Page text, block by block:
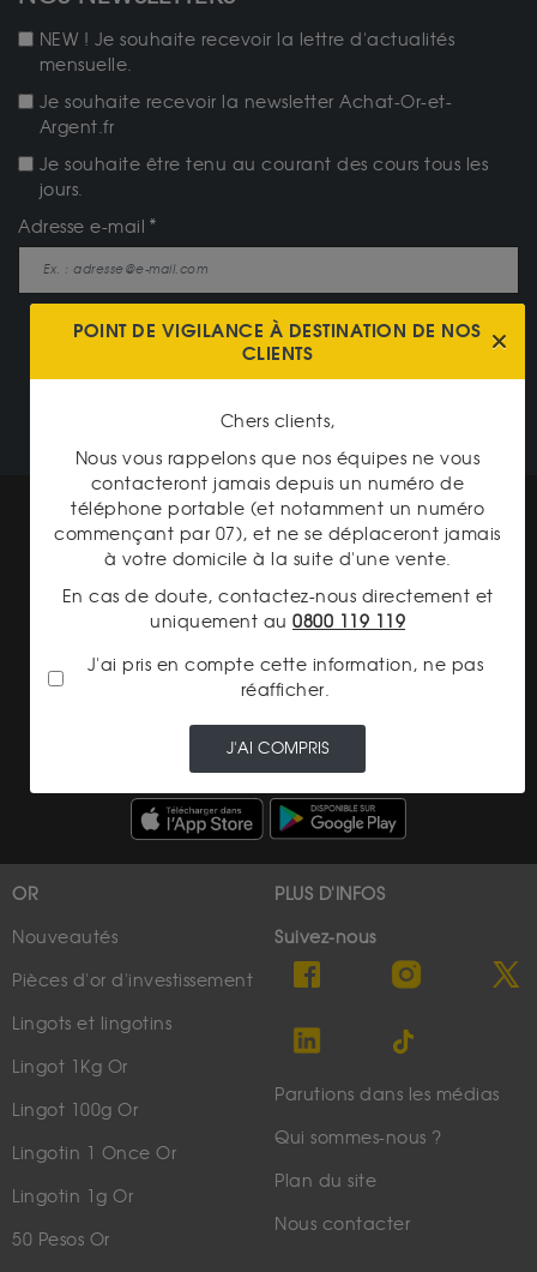
NEW ! Je souhaite recevoir la lettre d'actualités
mensuelle.
Je souhaite recevoir la newsletter Achat-Or-et-
Argent.fr
Je souhaite être tenu au courant des cours tous les
jours.
Adresse e-mail
JE M'ABONNE
Mentions légales
CGV Gardienor
Cookies
Conditions générales de vente
Conditions générales d'achat
Conditions générales d'utilisation
OR
Nouveautés
Pièces d'or d'investissement
Lingots et lingotins
Lingot 1Kg Or
Lingot 100g Or
Lingotin 1 Once Or
Lingotin 1g Or
50 Pesos Or
PLUS D'INFOS
Suivez-nous
Parutions dans les médias
Qui sommes-nous ?
Plan du site
Nous contacter
POINT DE VIGILANCE À DESTINATION DE NOS
CLIENTS
Chers clients,
Nous vous rappelons que nos équipes ne vous
contacteront jamais depuis un numéro de
téléphone portable (et notamment un numéro
commençant par 07), et ne se déplaceront jamais
à votre domicile à la suite d'une vente.
En cas de doute, contactez-nous directement et
uniquement au 0800 119 119
J'ai pris en compte cette information, ne pas
réafficher.
J'AI COMPRIS